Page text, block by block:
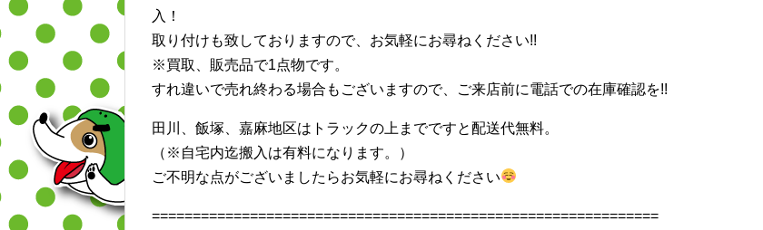
入！
取り付けも致しておりますので、お気軽にお尋ねください!!
※買取、販売品で1点物です。
すれ違いで売れ終わる場合もございますので、ご来店前に電話での在庫確認を!!
田川、飯塚、嘉麻地区はトラックの上までですと配送代無料。
（※自宅内迄搬入は有料になります。）
ご不明な点がございましたらお気軽にお尋ねください
==============================================================